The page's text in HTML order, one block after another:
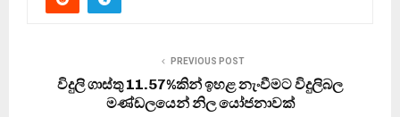
PREVIOUS POST
විදුලි ගාස්තු 11.57%කින් ඉහළ නැංවීමට විදුලිබල
මණ්ඩලයෙන් නිල යෝජනාවක්